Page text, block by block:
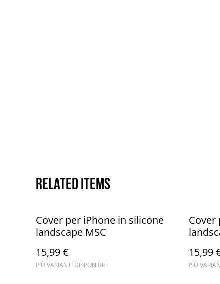
Related items
Cover per iPhone in silicone
landscape MSC
15,99 €
PIÙ VARIANTI DISPONIBILI
Cover
15,99
PIÙ